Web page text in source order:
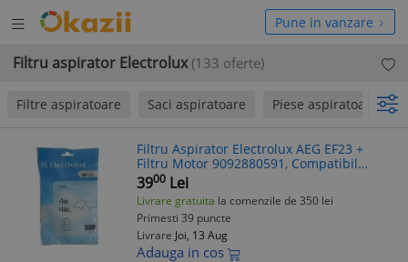
Deschide
meniul
Pune in vanzare
Filtru aspirator Electrolux (133 oferte)
Filtre aspiratoare Saci aspiratoare Piese aspiratoare
Filtru Aspirator Electrolux AEG EF23 +
Filtru Motor 9092880591, Compatibil
Diverse Modele
3900 Lei
Livrare gratuita la comenzile de 350 lei
Primesti 39 puncte
Livrare Joi, 13 Aug
Adauga in cos